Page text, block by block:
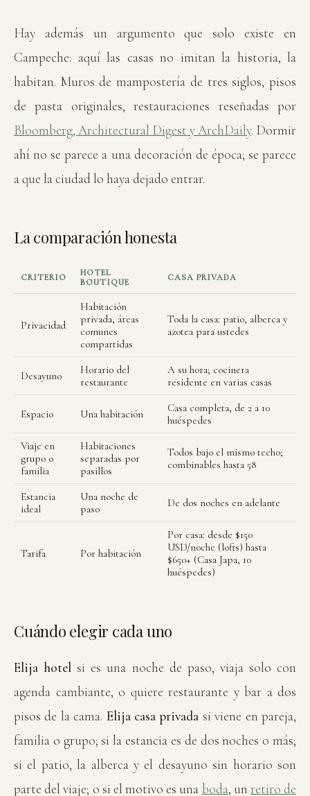
Hay además un argumento que solo existe en
Campeche: aquí las casas no imitan la historia, la
habitan. Muros de mampostería de tres siglos, pisos
de pasta originales, restauraciones reseñadas por
Bloomberg, Architectural Digest y ArchDaily. Dormir
ahí no se parece a una decoración de época; se parece
a que la ciudad lo haya dejado entrar.
La comparación honesta
CRITERIO
HOTEL
BOUTIQUE
CASA PRIVADA
Privacidad
Habitación
privada, áreas
comunes
compartidas
Toda la casa: patio, alberca y
azotea para ustedes
Desayuno
Horario del
restaurante
A su hora; cocinera
residente en varias casas
Espacio Una habitación
Casa completa, de 2 a 10
huéspedes
Viaje en
grupo o
familia
Habitaciones
separadas por
pasillos
Todos bajo el mismo techo;
combinables hasta 58
Estancia
ideal
Una noche de
paso
De dos noches en adelante
Tarifa Por habitación
Por casa: desde $150
USD/noche (lofts) hasta
$650+ (Casa Japa, 10
huéspedes)
Cuándo elegir cada uno
Elija hotel si es una noche de paso, viaja solo con
agenda cambiante, o quiere restaurante y bar a dos
pisos de la cama. Elija casa privada si viene en pareja,
familia o grupo; si la estancia es de dos noches o más;
si el patio, la alberca y el desayuno sin horario son
parte del viaje; o si el motivo es una boda, un retiro de